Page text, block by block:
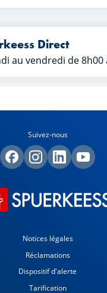
Direct
au vendredi de 8h00
Suivez-nous
Notices légales
Réclamations
Dispositif d'alerte
Tarification